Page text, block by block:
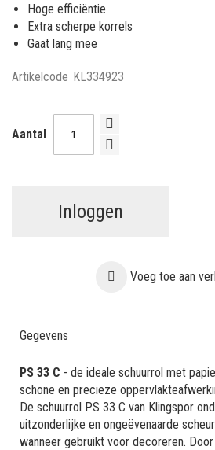
Hoge efficiëntie
Extra scherpe korrels
Gaat lang mee
Artikelcode KL334923
Aantal
Inloggen
Voeg toe aan
Gegevens
PS 33 C - de ideale schuurrol met
schone en precieze
De schuurrol PS 33 C van Klingspor
uitzonderlijke en ongeëvenaarde
wanneer gebruikt voor decoreren.